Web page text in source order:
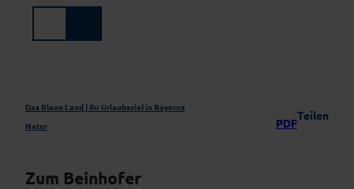
Das Blaue Land | Ihr Urlaubsziel in Bayerns
Natur
PDF
Teilen
Zum Beinhofer